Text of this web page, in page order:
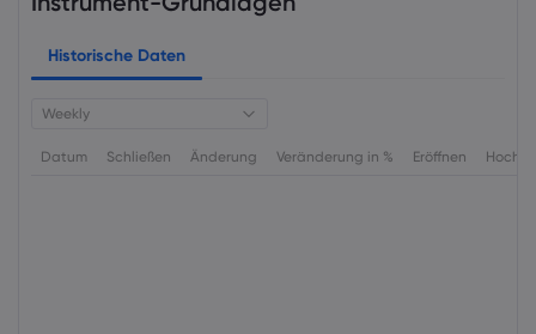
Historische Daten
Weekly
Datum Schließen Änderung Veränderung in % Eröffnen Hoch